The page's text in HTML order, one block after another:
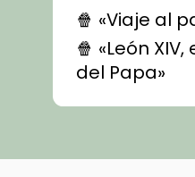
🍿 «Viaje al
🍿 «León
del Papa»
🍿 «Las